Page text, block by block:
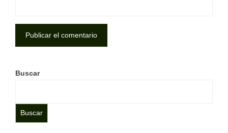
Buscar
Buscar